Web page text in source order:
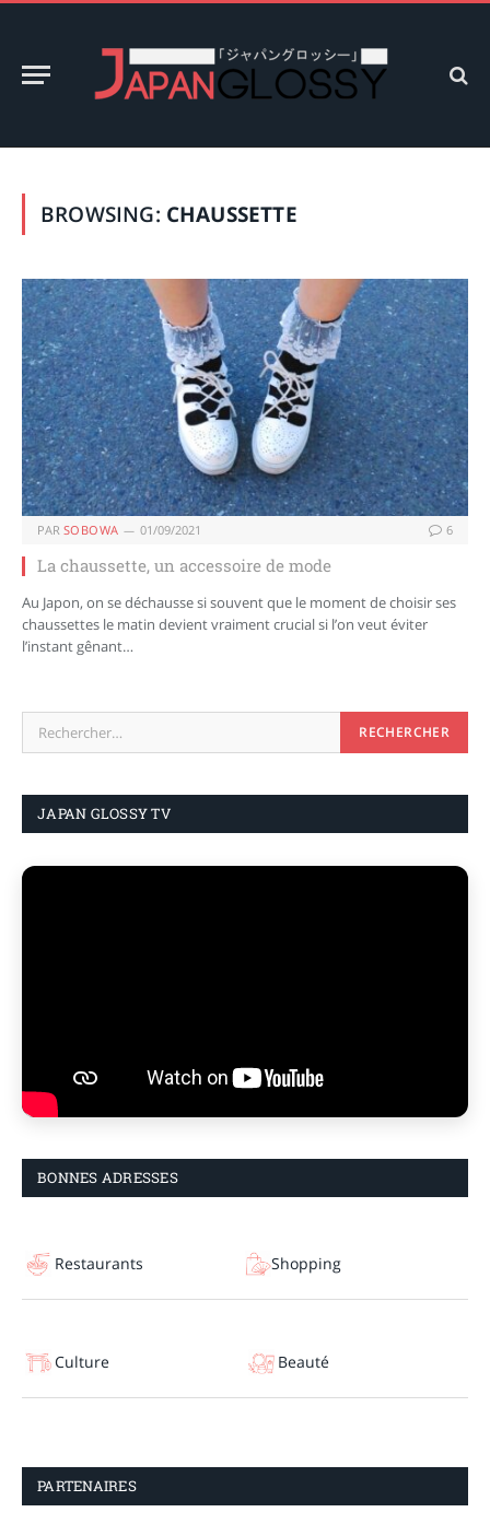
BROWSING: CHAUSSETTE
PAR SOBOWA 01/09/2021 6
La chaussette, un accessoire de mode
Au Japon, on se déchausse si souvent que le moment de choisir ses
chaussettes le matin devient vraiment crucial si l’on veut éviter
l’instant gênant…
JAPAN GLOSSY TV
BONNES ADRESSES
Restaurants Shopping
Culture Beauté
PARTENAIRES